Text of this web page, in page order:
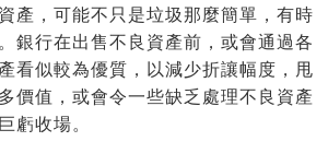
產，可能不只是垃圾那麼簡單，有時
銀行在出售不良資產前，或會通過各
看似較為優質，以減少折讓幅度，甩
價值，或會令一些缺乏處理不良資產
虧收場。